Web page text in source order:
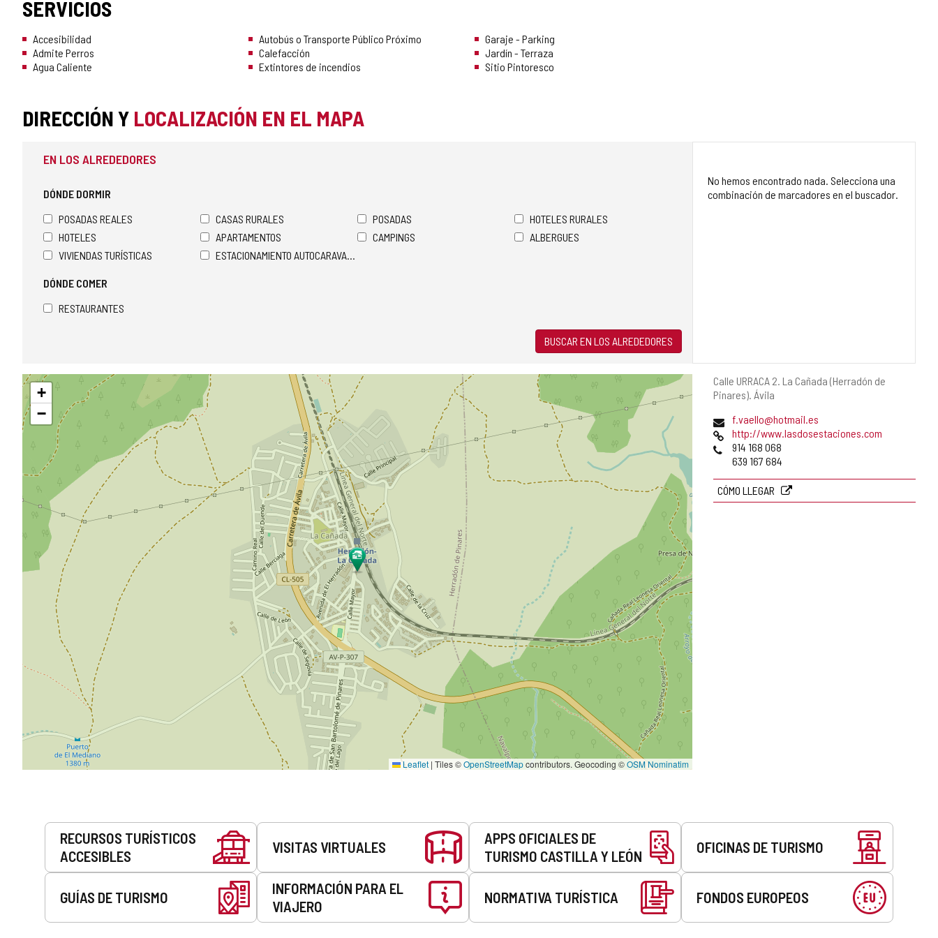
SERVICIOS
Accesibilidad
Admite Perros
Agua Caliente
Autobús o Transporte Público Próximo
Calefacción
Extintores de incendios
Garaje - Parking
Jardín - Terraza
Sitio Pintoresco
DIRECCIÓN Y LOCALIZACIÓN EN EL MAPA
Dirección
postal
Calle URRACA 2. La Cañada (Herradón de
Pinares). Ávila
Dirección
de
correo
electrónico
f.vaello@hotmail.es
Página
Web
http://www.lasdosestaciones.com
Teléfonos
914 168 068
639 167 684
CÓMO LLEGAR
EN LOS ALREDEDORES
DÓNDE DORMIR
POSADAS REALES
CASAS RURALES POSADAS
HOTELES RURALES
HOTELES
APARTAMENTOS CAMPINGS
ALBERGUES
VIVIENDAS TURÍSTICAS
ESTACIONAMIENTO AUTOCARAVANAS
DÓNDE COMER
RESTAURANTES
BUSCAR EN LOS ALREDEDORES
No hemos encontrado nada. Selecciona una
combinación de marcadores en el buscador.
Saltar
mapa
+
−
Leaflet | Tiles ©OpenStreetMapcontributors. Geocoding ©OSM Nominatim
Servicios
RECURSOS TURÍSTICOS
ACCESIBLES
VISITAS VIRTUALES
APPS OFICIALES DE
TURISMO CASTILLA Y LEÓN
OFICINAS DE TURISMO
GUÍAS DE TURISMO
INFORMACIÓN PARA EL
VIAJERO
NORMATIVA TURÍSTICA FONDOS EUROPEOS